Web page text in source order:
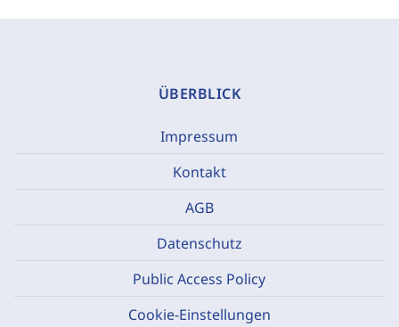
ÜBERBLICK
Impressum
Kontakt
AGB
Datenschutz
Public Access Policy
Cookie-Einstellungen